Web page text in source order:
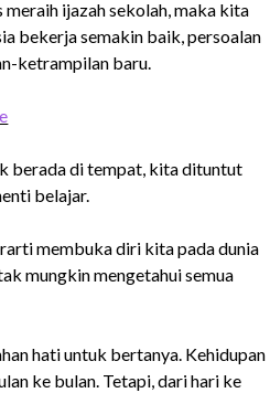
ijazah sekolah, maka kita
bekerja semakin baik, persoalan
ketrampilan baru.
berada di tempat, kita dituntut
belajar.
membuka diri kita pada dunia
mungkin mengetahui semua
hati untuk bertanya. Kehidupan
ke bulan. Tetapi, dari hari ke